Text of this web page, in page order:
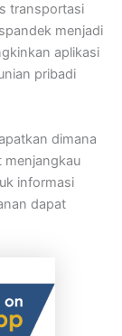
transportasi
menjadi
aplikasi
pribadi
dimana
menjangkau
informasi
dapat